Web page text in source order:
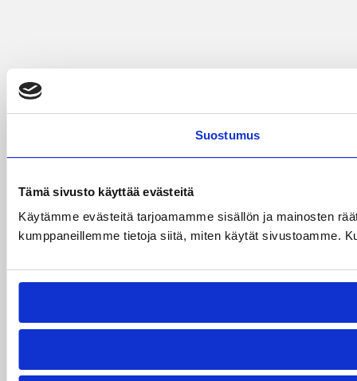
Suostumus
Tämä sivusto käyttää evästeitä
Käytämme evästeitä tarjoamamme sisällön ja mainosten
kumppaneillemme tietoja siitä, miten käytät sivustoamme.